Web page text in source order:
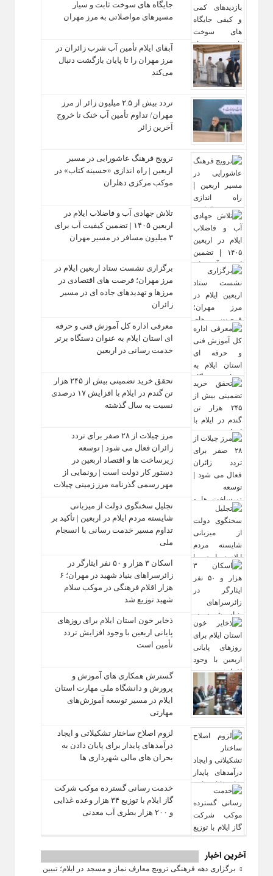
جایگاه‌ های سوخت ثابت و سیار
مسیرهای مواصلاتی به مرز مهران
آبفای ایلام تأمین آب شرب زائران در
مرز مهران را تا پایان بازگشت دنبال
می‌کند
تردد بیش از ۲.۵ میلیون زائر از مرز
مهران/ تداوم تأمین آب خنک تا خروج
آخرین زائر
ترویج فرهنگ عاشورایی در مسیر
اربعین | راه‌ اندازی «حسینه کتاب» در
موکب مرکزی دهلران
تلاش جهادی آب و فاضلاب ایلام در
اربعین ۱۴۰۵ | تضمین کیفیت آب برای
۳ میلیون مسافر در مسیر مهران
برگزاری نشست ستاد اربعین ایلام در
مرز مهران؛ فرصت‌ های اقتصادی در
مرزها و تهدیدهای جاده‌ ای در مسیر
زائران
معرفی اداره کل آموزش فنی و حرفه‌
ای استان ایلام به‌ عنوان دستگاه برتر
خدمت‌ رسانی در اربعین
تحقق خرید تضمینی بیش از ۲۴۵ هزار
تن گندم در ایلام با افزایش ۱۷ درصدی
نسبت به سال گذشته
مرز چیلات از ۲۸ صفر برای تردد
زائران فعال می‌ شود | توسعه
زیرساخت‌ ها و اقتصاد اربعین در
دستور کار دولت است | رونمایی از
مهر رسمی گذرنامه مرز زمینی چیلات
تجلیل سخنگوی دولت از میزبانی
شایسته مردم ایلام در اربعین | تأکید بر
تداوم مسیر خدمت‌ رسانی با انسجام
ملی
اسکان ۳ هزار و ۵۰ نفر ایثارگر در
زائرسراهای بنیاد شهید در مهران؛ ۶
هزار اقلام فرهنگی در موکب سلام
شهید توزیع شد
ذخایر خون استان ایلام برای روزهای
پایانی اربعین با وجود افزایش تردد
تأمین است
گسترش همکاری‌ های آموزش و
پرورش و دانشگاه ملی مهارت استان
ایلام در مسیر توسعه آموزش‌های
مهارتی
لزوم اصلاح ساختار تشکیلاتی و ایجاد
درآمدهای پایدار برای پایان دادن به
بحران‌ های مالی شهرداری‌ ها
خدمت رسانی گسترده موکب شرکت
گاز ایلام با توزیع ۳۴ هزار وعده غذایی
و ۲۰۰ هزار بطری آب معدنی
آخرین اخبار
برگزاری دهه فرهنگی ترویج معارف نماز و مسجد در ایلام؛ تبیین